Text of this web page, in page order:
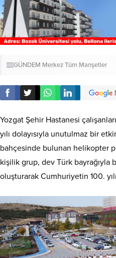
GÜNDEM MerkezTüm Manşetler
Yozgat Şehir Hastanesi
yılı dolayısıyla unutulmaz bir
bahçesinde bulunan helikopter
kişilik grup, dev Türk bayrağıyla
oluşturarak Cumhuriyetin 100.